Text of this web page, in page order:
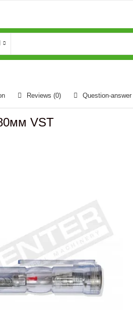
Reviews (0) Question-answer
VST